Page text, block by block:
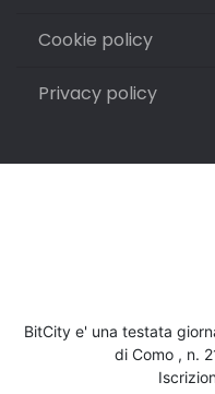
Cookie policy
Privacy policy
BitCity e' una testata
di Como , n.